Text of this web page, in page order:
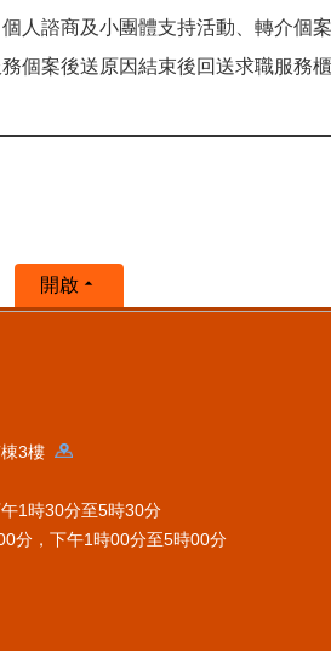
人諮商及小團體支持活動、轉介個
個案後送原因結束後回送求職服務
開啟
3樓
1時30分至5時30分
分，下午1時00分至5時00分